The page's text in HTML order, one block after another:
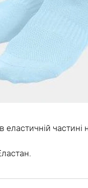
еластичній